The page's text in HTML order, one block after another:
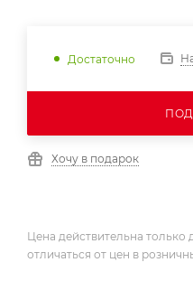
Достаточно
Хочу в подарок
Цена действительна только
отличаться от цен в